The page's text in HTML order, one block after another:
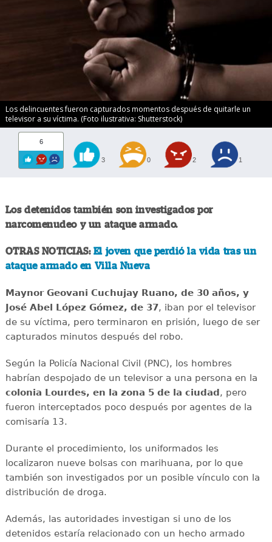
Los delincuentes fueron capturados momentos después de quitarle un
televisor a su víctima. (Foto ilustrativa: Shutterstock)
6
3 0 2 1
Los detenidos también son investigados por
narcomenudeo y un ataque armado.
OTRAS NOTICIAS: El joven que perdió la vida tras un
ataque armado en Villa Nueva
Maynor Geovani Cuchujay Ruano, de 30 años, y
José Abel López Gómez, de 37, iban por el televisor
de su víctima, pero terminaron en prisión, luego de ser
capturados minutos después del robo.
Según la Policía Nacional Civil (PNC), los hombres
habrían despojado de un televisor a una persona en la
colonia Lourdes, en la zona 5 de la ciudad , pero
fueron interceptados poco después por agentes de la
comisaría 13.
Durante el procedimiento, los uniformados les
localizaron nueve bolsas con marihuana, por lo que
también son investigados por un posible vínculo con la
distribución de droga.
Además, las autoridades investigan si uno de los
detenidos estaría relacionado con un hecho armado